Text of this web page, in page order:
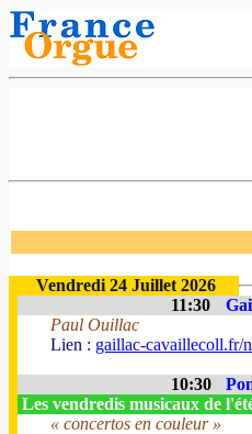
Vendredi 24 Juillet 2026
11:30
Paul Ouillac
Lien : gaillac-cavaillecoll.fr/
10:30
Les vendredis musicaux de
« concertos en couleur »